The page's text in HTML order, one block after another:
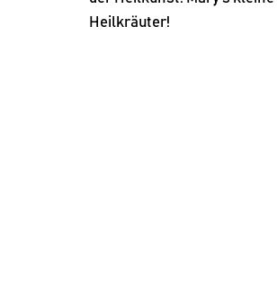
Heilkräuter!